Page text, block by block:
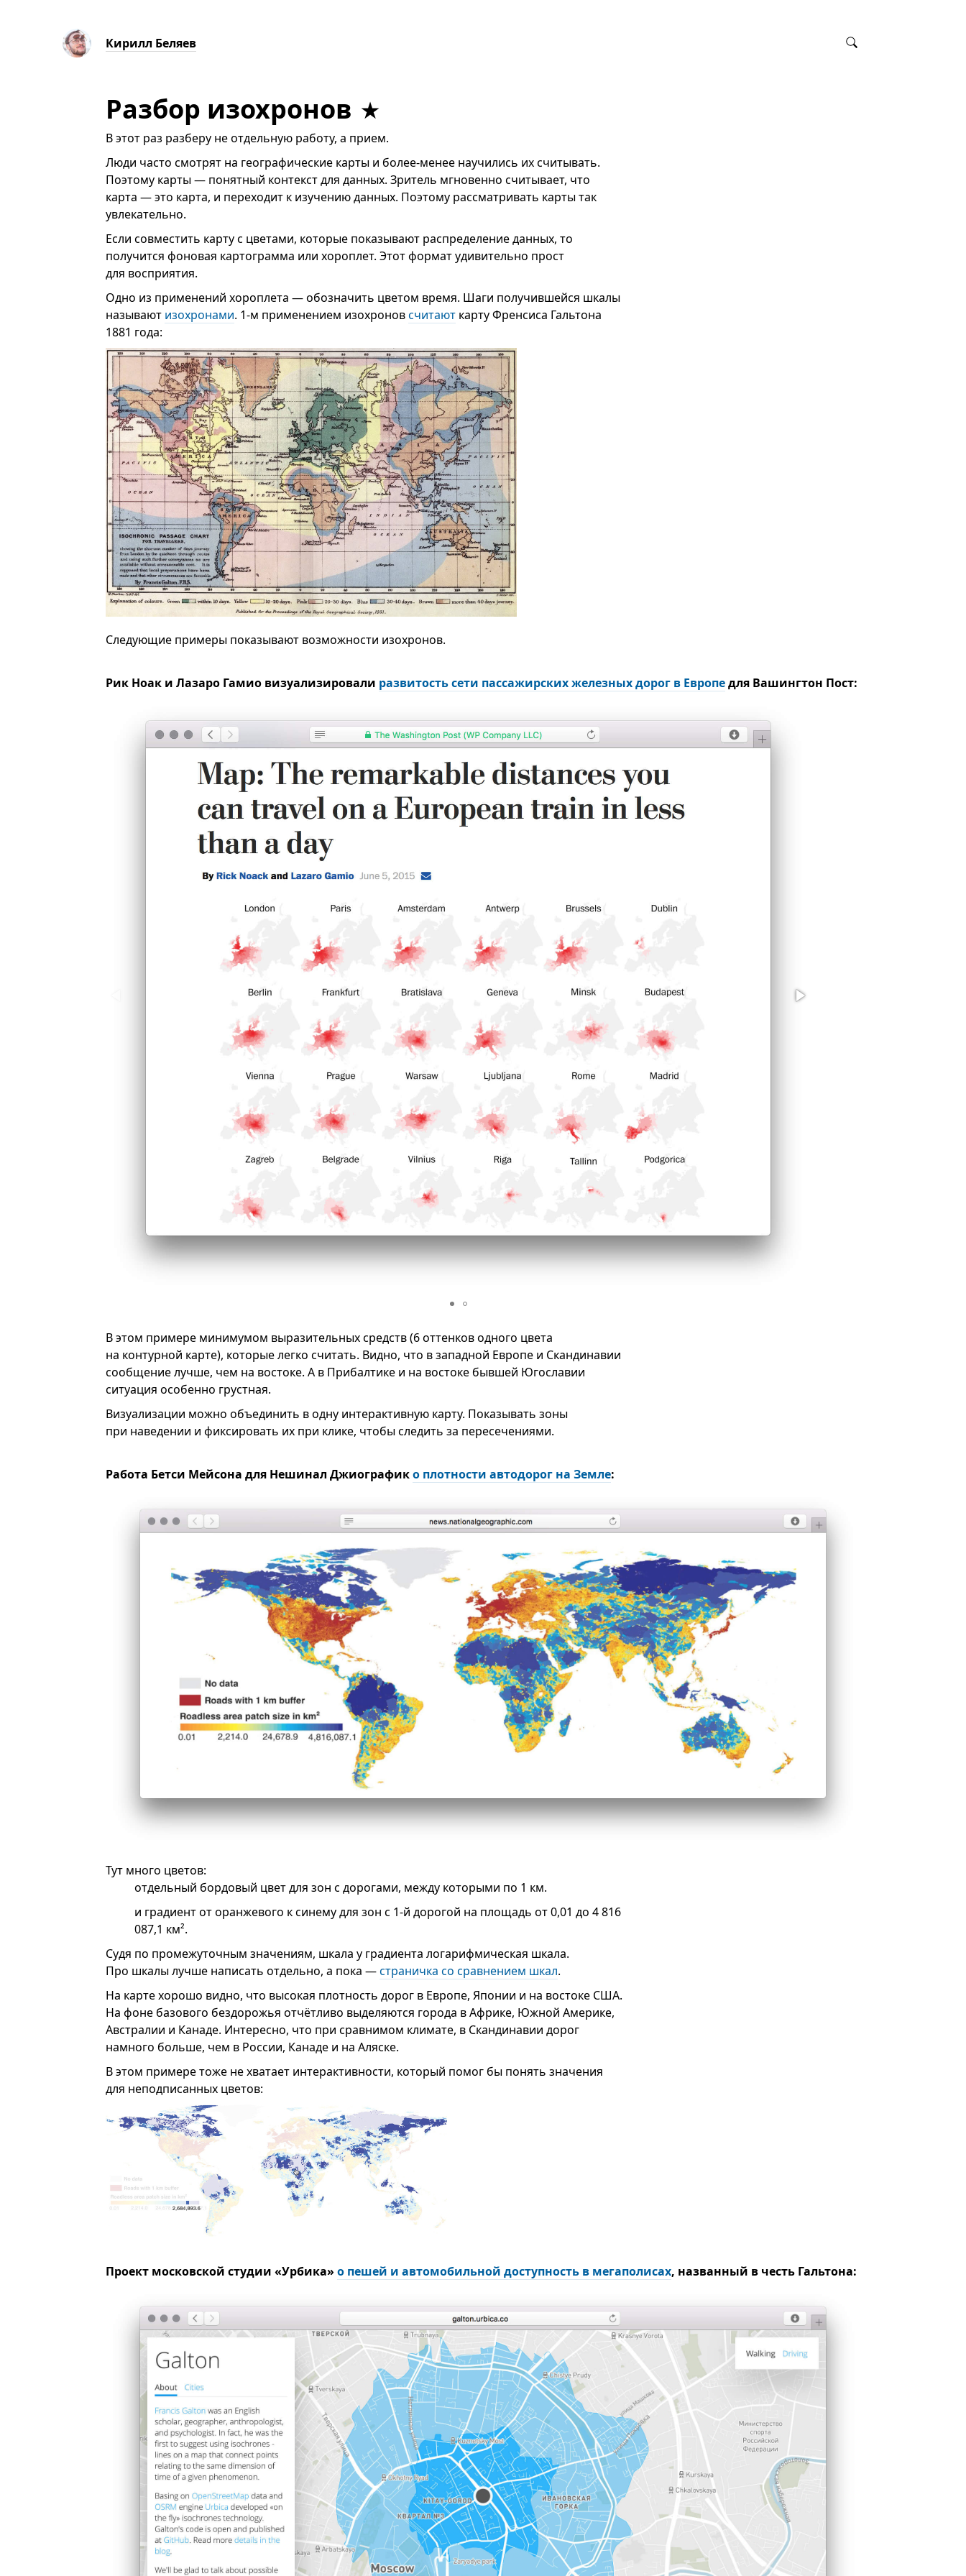
Кирилл Беляев
Разбор изохронов
В этот раз разберу нe отдельную работу, а прием.
Люди часто смотрят на географические карты и более-менее научились их считывать.
Поэтому карты — понятный контекст для данных. Зритель мгновенно считывает, что
карта — это карта, и переходит к изучению данных. Поэтому рассматривать карты так
увлекательно.
Если совместить карту с цветами, которые показывают распределение данных, то
получится фоновая картограмма или хороплет. Этот формат удивительно прост
для восприятия.
Одно из применений хороплета — обозначить цветом время. Шаги получившейся шкалы
называют изохронами. 1-м применением изохроновсчитают карту Френсиса Гальтона
1881 года:
Следующие примеры показывают возможности изохронов.
Рик Ноак и Лазаро Гамио визуализировали развитость сети пассажирских железных дорог в Европедля Вашингтон Пост:
В этом примере минимумом выразительных средств (6 оттенков одного цвета
на контурной карте), которые легко считать. Видно, что в западной Европе и Скандинавии
сообщение лучше, чем на востоке. А в Прибалтике и на востоке бывшей Югославии
ситуация особенно грустная.
Визуализации можно объединить в одну интерактивную карту. Показывать зоны
при наведении и фиксировать их при клике, чтобы следить за пересечениями.
Работа Бетси Мейсона для Нешинал Джиографико плотности автодорог на Земле:
Тут много цветов:
отдельный бордовый цвет для зон с дорогами, между которыми по 1 км.
и градиент от оранжевого к синему для зон с 1-й дорогой на площадь от 0,01 до 4 816
087,1 км².
Судя по промежуточным значениям, шкала у градиента логарифмическая шкала.
Про шкалы лучше написать отдельно, а пока —страничка со сравнением шкал.
На карте хорошо видно, что высокая плотность дорог в Европе, Японии и на востоке США.
На фоне базового бездорожья отчётливо выделяются города в Африке, Южной Америке,
Австралии и Канаде. Интересно, что при сравнимом климате, в Скандинавии дорог
намного больше, чем в России, Канаде и на Аляске.
В этом примере тоже не хватает интерактивности, который помог бы понять значения
для неподписанных цветов:
Проект московской студии «Урбика»о пешей и автомобильной доступность в мегаполисах, названный в честь Гальтона: